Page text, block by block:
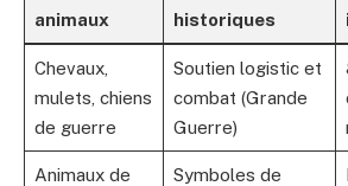
animaux
historiques
Chevaux,
mulets, chiens
de guerre
Soutien logistic et
combat (Grande
Guerre)
Animaux de
Symboles de